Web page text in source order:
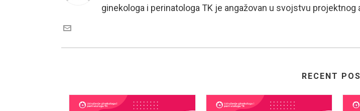
ginekologa i perinatologa TK je angažovan u svojstvu
RECENT